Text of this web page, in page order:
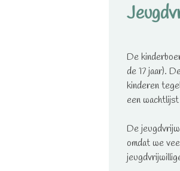
De
de 17 jaar).
kinderen
een
De
omdat we